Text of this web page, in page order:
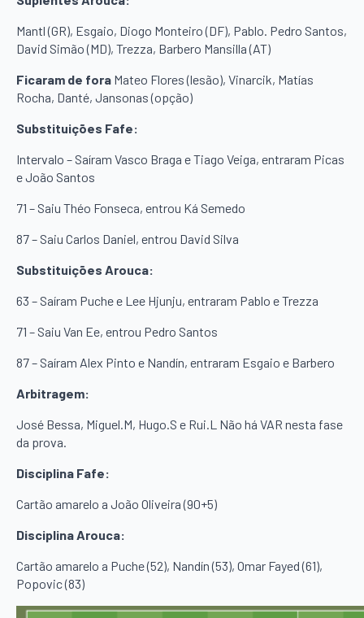
Mantl (GR), Esgaio, Diogo Monteiro (DF), Pablo. Pedro Santos,
David Simão (MD), Trezza, Barbero Mansilla (AT)
Ficaram de fora Mateo Flores (lesão), Vinarcik, Matías
Rocha, Danté, Jansonas (opção)
Substituições Fafe:
Intervalo – Saíram Vasco Braga e Tiago Veiga, entraram Picas
e João Santos
71 – Saiu Théo Fonseca, entrou Ká Semedo
87 – Saiu Carlos Daniel, entrou David Silva
Substituições Arouca:
63 – Saíram Puche e Lee Hjunju, entraram Pablo e Trezza
71 – Saiu Van Ee, entrou Pedro Santos
87 – Saíram Alex Pinto e Nandín, entraram Esgaio e Barbero
Arbitragem:
José Bessa, Miguel.M, Hugo.S e Rui.L Não há VAR nesta fase
da prova.
Disciplina Fafe:
Cartão amarelo a João Oliveira (90+5)
Disciplina Arouca:
Cartão amarelo a Puche (52), Nandín (53), Omar Fayed (61),
Popovic (83)